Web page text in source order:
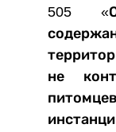
505
не